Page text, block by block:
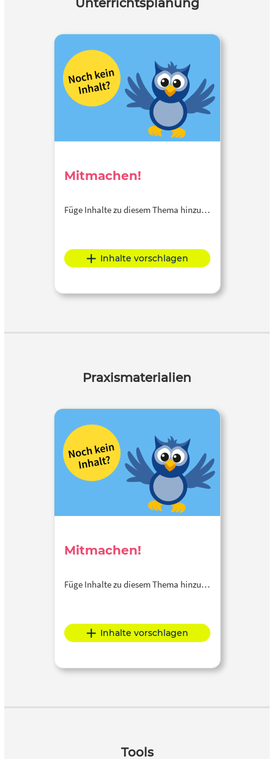
Unterrichtsplanung
Mitmachen!
Füge Inhalte zu diesem Thema hinzu…
Inhalte vorschlagen
Praxismaterialien
Mitmachen!
Füge Inhalte zu diesem Thema hinzu…
Inhalte vorschlagen
Tools